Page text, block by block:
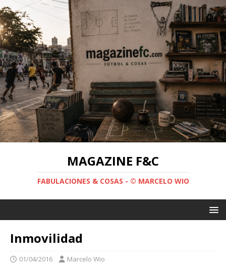
MAGAZINE F&C
FABULACIONES & COSAS - © MARCELO WIO
Inmovilidad
01/04/2016 Marcelo Wio